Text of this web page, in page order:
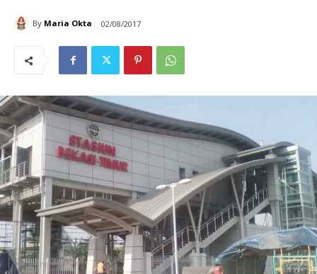
By Maria Okta 02/08/2017